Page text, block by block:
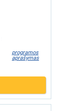
programos
aprašymas